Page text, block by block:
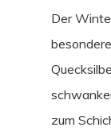
Der
zum